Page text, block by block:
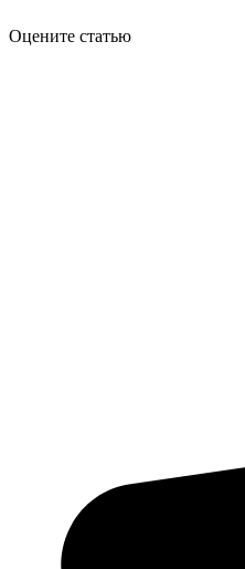
Оцените статью